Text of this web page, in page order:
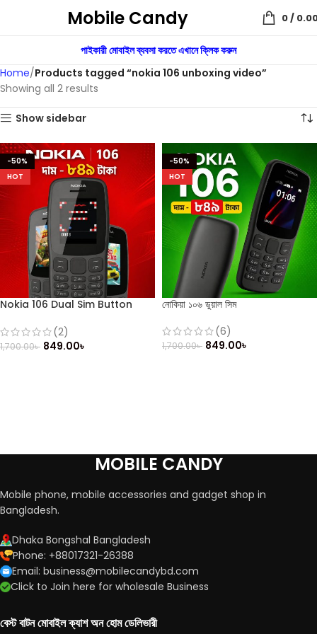
Mobile Candy 0/
পাইকারী মোবাইল ব্যবসা করতে এখানে ক্লিক করুন
Home Products tagged “nokia 106 unboxing video”
Showing all 2 results
Show sidebar
-50%
HOT
Nokia 106 Dual Sim Button
(2)
1,700.00৳ 849.00৳
-50%
HOT
নোকিয়া ১০৬ ডুয়াল সিম
(6)
1,700.00৳ 849.00৳
MOBILE CANDY
Mobile phone, mobile accessories and gadget shop in
Bangladesh.
Dhaka Bongshal Bangladesh
Phone: +88017321-26388
Email: business@mobilecandybd.com
Click to Join here for wholesale Business
বেস্ট বাটন মোবাইল ক্যাশ অন হোম ডেলিভারী